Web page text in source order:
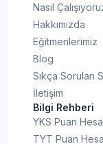
Nasıl
Hakkımızda
Eğitmenlerimiz
Blog
Sıkça Sorulan
İletişim
Bilgi Rehberi
YKS Puan
TYT Puan